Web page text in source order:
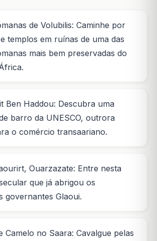
de Volubilis: Caminhe por
templos em ruínas de uma das
mais bem preservadas do
Ben Haddou: Descubra uma
barro da UNESCO, outrora
o comércio transaariano.
Ouarzazate: Entre nesta
que já abrigou os
governantes Glaoui.
Camelo no Saara: Cavalgue pelas